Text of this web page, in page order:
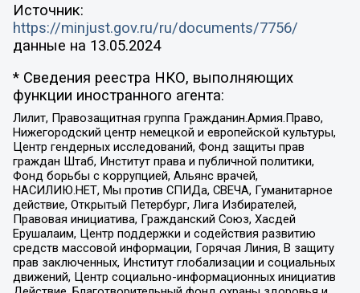
Источник:
https://minjust.gov.ru/ru/documents/7756/
данные на 13.05.2024
* Сведения реестра НКО, выполняющих
функции иностранного агента:
Лилит, Правозащитная группа Гражданин.Армия.Право,
Нижегородский центр немецкой и европейской культуры,
Центр гендерных исследований, Фонд защиты прав
граждан Штаб, Институт права и публичной политики,
Фонд борьбы с коррупцией, Альянс врачей,
НАСИЛИЮ.НЕТ, Мы против СПИДа, СВЕЧА, Гуманитарное
действие, Открытый Петербург, Лига Избирателей,
Правовая инициатива, Гражданский Союз, Хасдей
Ерушалаим, Центр поддержки и содействия развитию
средств массовой информации, Горячая Линия, В защиту
прав заключенных, Институт глобализации и социальных
движений, Центр социально-информационных инициатив